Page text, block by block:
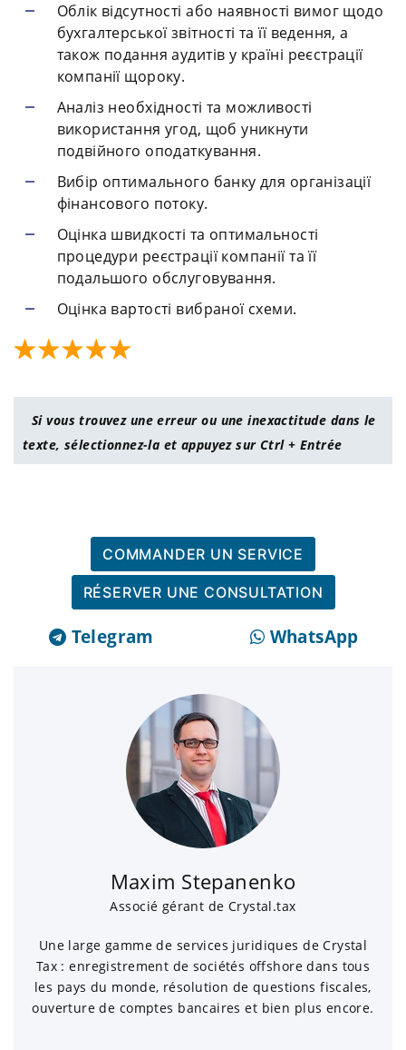
Облік відсутності або наявності вимог щодо
бухгалтерської звітності та її ведення, а
також подання аудитів у країні реєстрації
компанії щороку.
Аналіз необхідності та можливості
використання угод, щоб уникнути
подвійного оподаткування.
Вибір оптимального банку для організації
фінансового потоку.
Оцінка швидкості та оптимальності
процедури реєстрації компанії та її
подальшого обслуговування.
Оцінка вартості вибраної схеми.
Si vous trouvez une erreur ou une inexactitude dans le
texte, sélectionnez-la et appuyez sur Ctrl + Entrée
COMMANDER UN SERVICE
RÉSERVER UNE CONSULTATION
Telegram WhatsApp
Maxim Stepanenko
Associé gérant de Crystal.tax
Une large gamme de services juridiques de Crystal
Tax : enregistrement de sociétés offshore dans tous
les pays du monde, résolution de questions fiscales,
ouverture de comptes bancaires et bien plus encore.